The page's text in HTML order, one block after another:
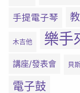
手提電子琴
木吉他 樂手
講座/發表會 貝
電子鼓